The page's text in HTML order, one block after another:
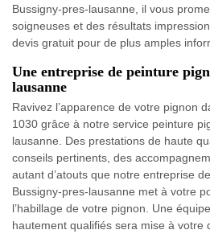
Bussigny-pres-lausanne, il vous
soigneuses et des résultats
devis gratuit pour de plus amples
Une entreprise de peinture
lausanne
Ravivez l’apparence de votre pignon
1030 grâce à notre service peinture
lausanne. Des prestations de haute
conseils pertinents, des
autant d’atouts que notre entreprise
Bussigny-pres-lausanne met à votre
l’habillage de votre pignon. Une
hautement qualifiés sera mise à votre